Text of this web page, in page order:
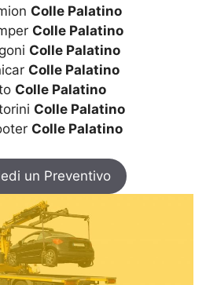
Colle Palatino
Colle Palatino
Colle Palatino
Colle Palatino
Colle Palatino
Colle Palatino
Colle Palatino
un Preventivo